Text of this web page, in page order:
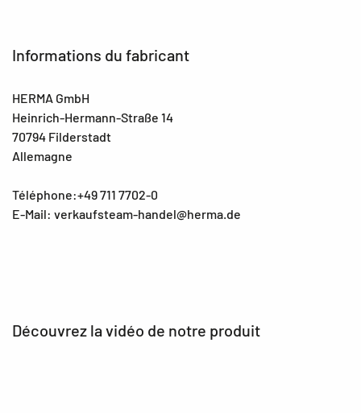
Informations du fabricant
HERMA GmbH
Heinrich-Hermann-Straße 14
70794 Filderstadt
Allemagne
Téléphone:+49 711 7702-0
E-Mail: verkaufsteam-handel@herma.de
Découvrez la vidéo de notre produit